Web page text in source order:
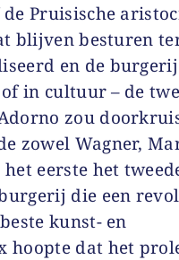
Pruisische
blijven besturen
en de
in cultuur – de
zou
zowel Wagner,
eerste het
die een
kunst- en
hoopte dat het